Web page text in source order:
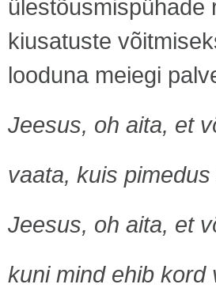
ülestõusmispühade
kiusatuste
looduna meiegi
Jeesus, oh aita, et
vaata, kuis
Jeesus, oh aita, et
kuni mind ehib kord